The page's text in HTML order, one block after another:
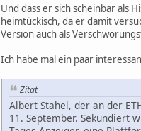
Und dass er sich scheinbar als
heimtückisch, da er damit
Version auch als
Ich habe mal ein paar
Zitat
Albert Stahel, der an der
11. September. Sekundiert